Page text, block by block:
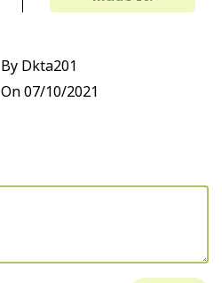
By Dkta201
On 07/10/2021